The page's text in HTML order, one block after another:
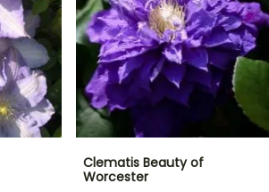
Clematis Beauty of
Worcester